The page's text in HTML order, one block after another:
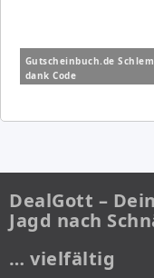
Gutscheinbuch.de
dank Code
DealGott –
Jagd nach
… vielfältig